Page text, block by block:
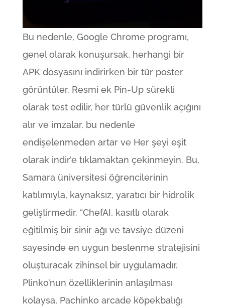
Bu nedenle, Google Chrome programı,
genel olarak konuşursak, herhangi bir
APK dosyasını indirirken bir tür poster
görüntüler. Resmi ek Pin-Up sürekli
olarak test edilir, her türlü güvenlik açığını
alır ve imzalar, bu nedenle
endişelenmeden artar ve Her şeyi eşit
olarak indir’e tıklamaktan çekinmeyin. Bu,
Samara üniversitesi öğrencilerinin
katılımıyla, kaynaksız, yaratıcı bir hidrolik
geliştirmedir. “ChefAI, kasıtlı olarak
eğitilmiş bir sinir ağı ve tavsiye düzeni
sayesinde en uygun beslenme stratejisini
oluşturacak zihinsel bir uygulamadır.
Plinko’nun özelliklerinin anlaşılması
kolaysa, Pachinko arcade köpekbalığı